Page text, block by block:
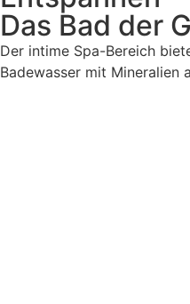
Das Bad der
Der intime Spa-Bereich
Badewasser mit Mineralien